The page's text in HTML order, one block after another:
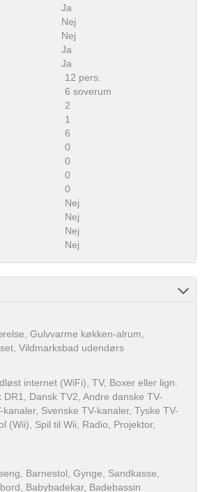
Ja
Nej
Nej
Ja
Ja
12 pers.
6 soverum
2
1
6
0
0
0
0
Nej
Nej
Nej
Nej
Gulvvarme køkken-alrum,
Vildmarksbad udendørs
internet (WiFi), TV, Boxer eller lign.
Dansk TV2, Andre danske TV-
Svenske TV-kanaler, Tyske TV-
(Wii), Spil til Wii, Radio, Projektor,
Barnestol, Gynge, Sandkasse,
Babybadekar, Badebassin